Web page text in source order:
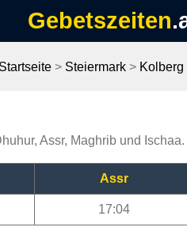
Gebetszeiten
Startseite > Steiermark > Kolberg
Assr, Maghrib und
Assr
17:04